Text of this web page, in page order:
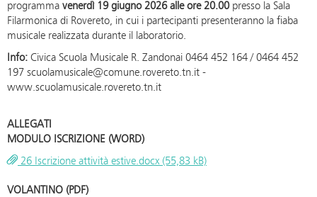
programma venerdì 19 giugno 2026 alle ore 20.00presso la Sala
Filarmonica di Rovereto, in cui i partecipanti presenteranno la fiaba
musicale realizzata durante il laboratorio.
Info: Civica Scuola Musicale R. Zandonai 0464 452 164 / 0464 452
197 scuolamusicale@comune.rovereto.tn.it -
www.scuolamusicale.rovereto.tn.it
ALLEGATI
MODULO ISCRIZIONE (WORD)
26 Iscrizione attività estive.docx (55,83 kB)
VOLANTINO (PDF)